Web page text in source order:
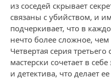
из соседей скрывает
связаны с убийством, и
подчеркивает, что в
нечто более сложное,
Четвертая серия третьего
мастерски сочетает в
и детектива, что делает